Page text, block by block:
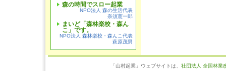
森の時間でスロー起業
NPO法人 森の生活代表
奈須憲一郎
まいど「森林楽校・森ん
こ」です。
NPO法人 森林楽校・森んこ代表
萩原茂男
「山村起業」ウェブサイトは、 社団法人 全国林業